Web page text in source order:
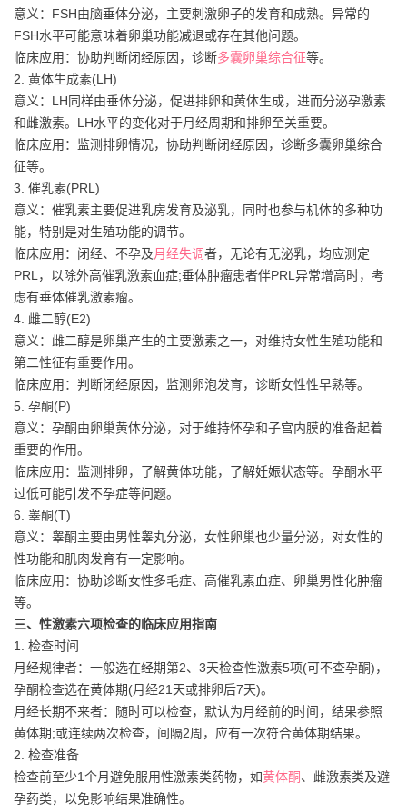
意义：FSH由脑垂体分泌，主要刺激卵子的发育和成熟。异常的
FSH水平可能意味着卵巢功能减退或存在其他问题。
临床应用：协助判断闭经原因，诊断多囊卵巢综合征等。
2. 黄体生成素(LH)
意义：LH同样由垂体分泌，促进排卵和黄体生成，进而分泌孕激素
和雌激素。LH水平的变化对于月经周期和排卵至关重要。
临床应用：监测排卵情况，协助判断闭经原因，诊断多囊卵巢综合
征等。
3. 催乳素(PRL)
意义：催乳素主要促进乳房发育及泌乳，同时也参与机体的多种功
能，特别是对生殖功能的调节。
临床应用：闭经、不孕及月经失调者，无论有无泌乳，均应测定
PRL，以除外高催乳激素血症;垂体肿瘤患者伴PRL异常增高时，考
虑有垂体催乳激素瘤。
4. 雌二醇(E2)
意义：雌二醇是卵巢产生的主要激素之一，对维持女性生殖功能和
第二性征有重要作用。
临床应用：判断闭经原因，监测卵泡发育，诊断女性性早熟等。
5. 孕酮(P)
意义：孕酮由卵巢黄体分泌，对于维持怀孕和子宫内膜的准备起着
重要的作用。
临床应用：监测排卵，了解黄体功能，了解妊娠状态等。孕酮水平
过低可能引发不孕症等问题。
6. 睾酮(T)
意义：睾酮主要由男性睾丸分泌，女性卵巢也少量分泌，对女性的
性功能和肌肉发育有一定影响。
临床应用：协助诊断女性多毛症、高催乳素血症、卵巢男性化肿瘤
等。
三、性激素六项检查的临床应用指南
1. 检查时间
月经规律者：一般选在经期第2、3天检查性激素5项(可不查孕酮)，
孕酮检查选在黄体期(月经21天或排卵后7天)。
月经长期不来者：随时可以检查，默认为月经前的时间，结果参照
黄体期;或连续两次检查，间隔2周，应有一次符合黄体期结果。
2. 检查准备
检查前至少1个月避免服用性激素类药物，如黄体酮、雌激素类及避
孕药类，以免影响结果准确性。